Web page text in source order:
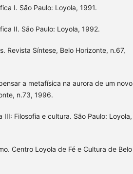
I. São Paulo: Loyola, 1991.
II. São Paulo: Loyola, 1992.
Revista Síntese, Belo Horizonte, n.67,
a metafísica na aurora de um novo
n.73, 1996.
III: Filosofia e cultura. São Paulo: Loyola,
Centro Loyola de Fé e Cultura de Belo